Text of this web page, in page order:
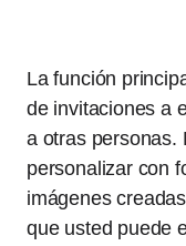
La función
de invitaciones a
a otras personas.
personalizar con
imágenes
que usted puede